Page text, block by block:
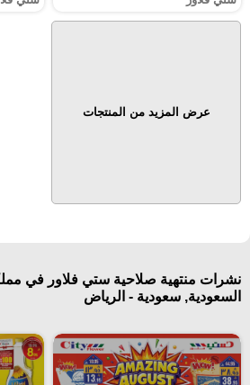
عرض المزيد من المنتجات
نشرات منتهية صلاحية ستي فلاور في
السعودية, سعودية - الرياض